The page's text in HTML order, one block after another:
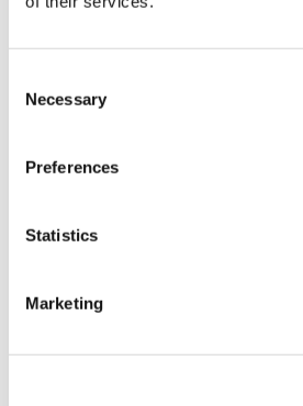
Selection
Necessary
Preferences
Statistics
Marketing
Zahnstange
Halterungen für